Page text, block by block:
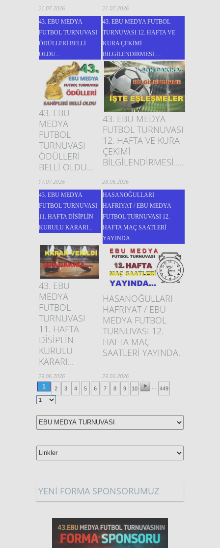
21.07.2026 21.07.2026
43. EBU MEDYA
FUTBOL TURNUVASI
ÖDÜLLERİ BELLİ
OLDU...
43. EBU MEDYA FUTBOL
TURNUVASI 12. HAFTA VE
KURA ÇEKİMİ
BİLGİLENDİRMESİ.....
43. EBU
MEDYA
FUTBOL
TURNUVASI
ÖDÜLLERİ
BELLİ OLDU...
43. EBU MEDYA
FUTBOL TURNUVASI
12. HAFTA VE KURA
ÇEKİMİ
BİLGİLENDİRMESİ.....
17.07.2026 28.06.2026
43. EBU MEDYA
FUTBOL TURNUVASI
11. HAFTA DİSİPLİN
KURULU KARARI...
HASANOĞULLARI
HAFRIYAT / EBU MEDYA
FUTBOL TURNUVASI 12.
HAFTA MAÇ SAATLERİ
YAYINDA.
43. EBU
MEDYA
FUTBOL
TURNUVASI
11. HAFTA
DİSİPLİN
KURULU
KARARI...
HASANOĞULLARI
HAFRIYAT / EBU
MEDYA FUTBOL
TURNUVASI 12.
HAFTA MAÇ
SAATLERİ YAYINDA.
23.06.2026 23.06.2026
1 2 3 4 5 6 7 8 9 10 449
YENİ FORMA SPONSORUMUZ